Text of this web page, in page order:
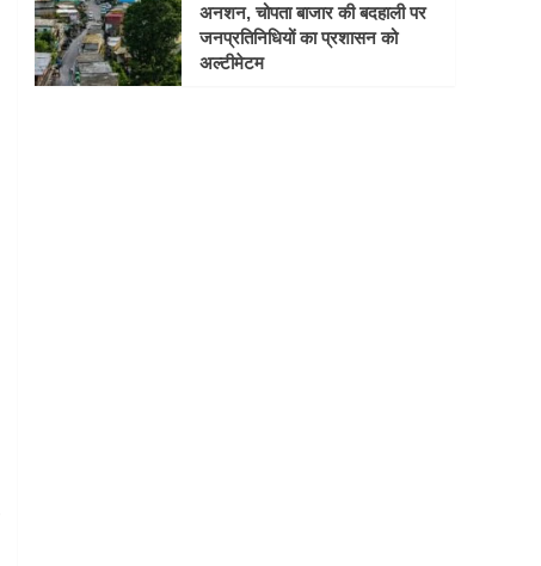
अनशन, चोपता बाजार की बदहाली पर
जनप्रतिनिधियों का प्रशासन को
अल्टीमेटम